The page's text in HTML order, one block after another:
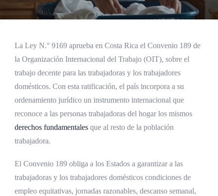
La Ley N.° 9169 aprueba en Costa Rica el Convenio 189 de
la Organización Internacional del Trabajo (OIT), sobre el
trabajo decente para las trabajadoras y los trabajadores
domésticos. Con esta ratificación, el país incorpora a su
ordenamiento jurídico un instrumento internacional que
reconoce a las personas trabajadoras del hogar los mismos
derechos fundamentales que al resto de la población
trabajadora.
El Convenio 189 obliga a los Estados a garantizar a las
trabajadoras y los trabajadores domésticos condiciones de
empleo equitativas, jornadas razonables, descanso semanal,